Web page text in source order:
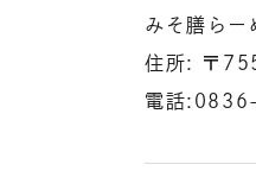
みそ膳ら
住所: 〒
電話